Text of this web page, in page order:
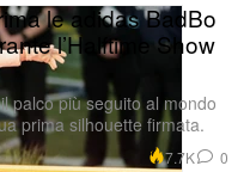
le adidas BadBo
l’Halftime Show
palco più seguito al mondo
prima silhouette firmata.
7.7K 0